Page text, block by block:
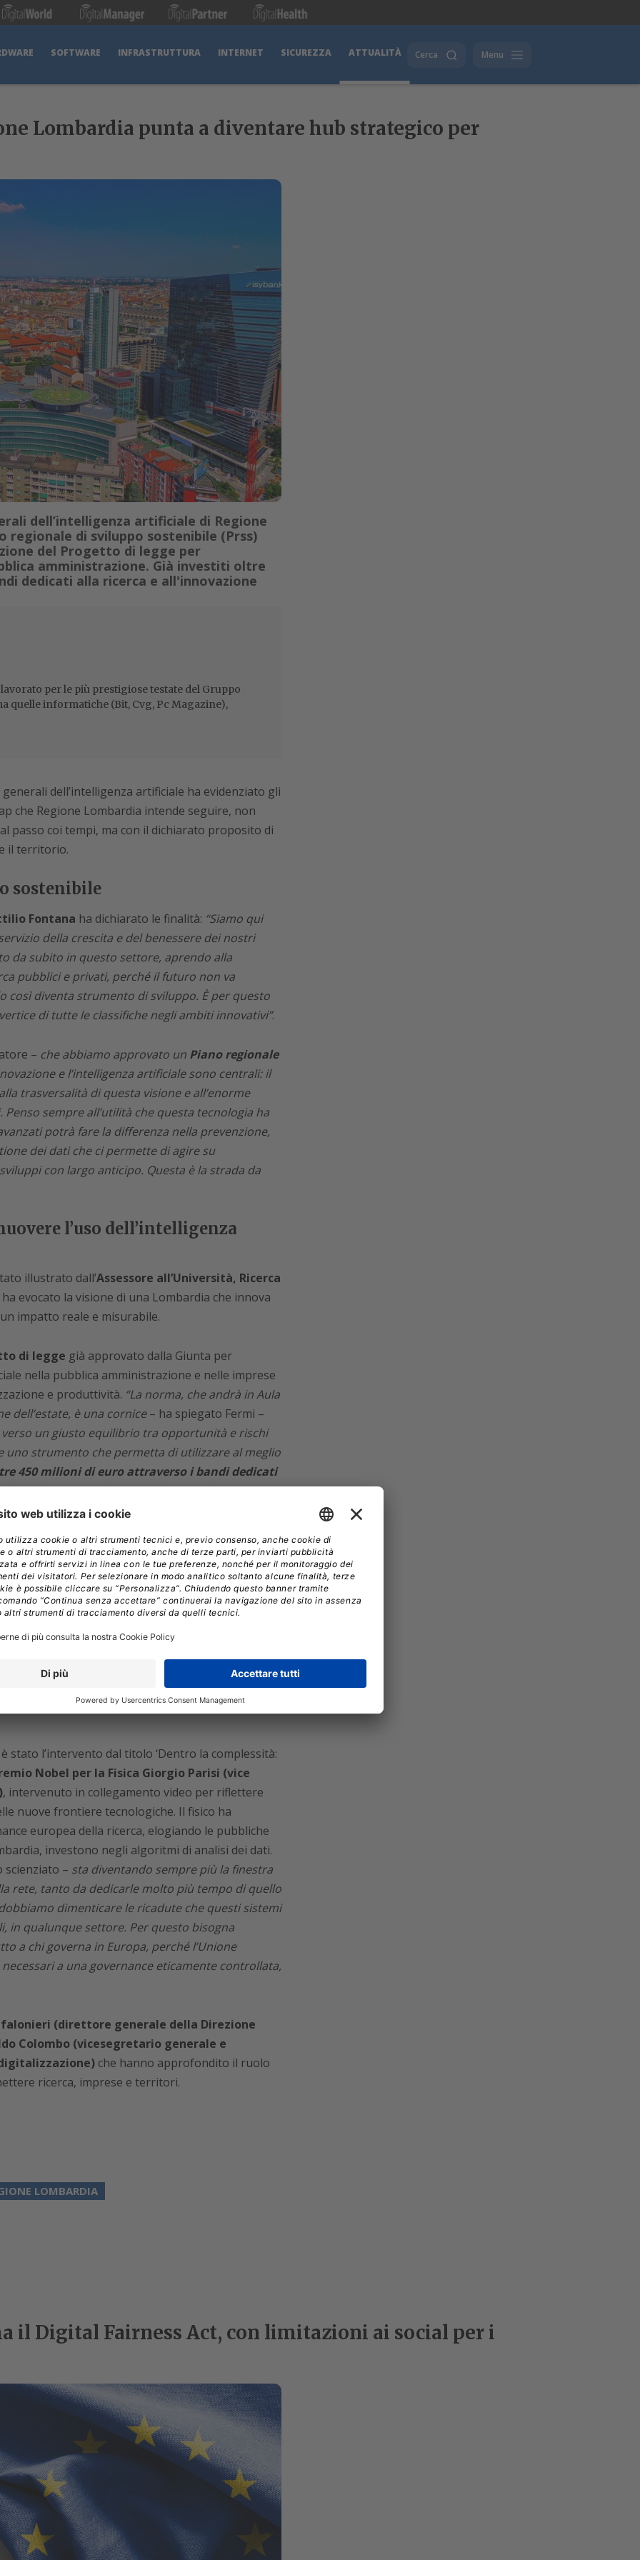
SOFTWARE INFRASTRUTTURA INTERNET SICUREZZA ATTUALITÀ Cerca Menu
Lombardia punta a diventare hub strategico per
dell’intelligenza artificiale di Regione
regionale di sviluppo sostenibile (Prss)
del Progetto di legge per
amministrazione. Già investiti oltre
dedicati alla ricerca e all'innovazione
per le più prestigiose testate del Gruppo
quelle informatiche (Bit, Cvg, Pc Magazine),
dell’intelligenza artificiale ha evidenziato gli
che Regione Lombardia intende seguire, non
passo coi tempi, ma con il dichiarato proposito di
il territorio.
sostenibile
Fontana ha dichiarato le finalità: “Siamo qui
della crescita e del benessere dei nostri
da subito in questo settore, aprendo alla
pubblici e privati, perché il futuro non va
così diventa strumento di sviluppo. È per questo
di tutte le classifiche negli ambiti innovativi”.
– che abbiamo approvato un Piano regionale
e l’intelligenza artificiale sono centrali: il
trasversalità di questa visione e all’enorme
sempre all’utilità che questa tecnologia ha
potrà fare la differenza nella prevenzione,
dei dati che ci permette di agire su
con largo anticipo. Questa è la strada da
l’uso dell’intelligenza
illustrato dall’Assessore all’Università, Ricerca
ha evocato la visione di una Lombardia che innova
impatto reale e misurabile.
di legge già approvato dalla Giunta per
nella pubblica amministrazione e nelle imprese
e produttività. “La norma, che andrà in Aula
dell’estate, è una cornice– ha spiegato Fermi –
un giusto equilibrio tra opportunità e rischi
uno strumento che permetta di utilizzare al meglio
450 milioni di euro attraverso i bandi dedicati
risultati straordinari, a giudicare dalla
l’assessore –c’è quello di osservare la
in modo da capire come meglio
importanti, per un ente come il nostro, è quello
più bisogno: le imprese piccole che non riescono a
delle tecnologie che farebbero la differenza
percorso che abbiamo intrapreso ormai da
rete tra sistema universitario lombardo e
alle esigenze delle aziende”.
stato l’intervento dal titolo ‘Dentro la complessità:
Nobel per la Fisica Giorgio Parisi (vice
, intervenuto in collegamento video per riflettere
nuove frontiere tecnologiche. Il fisico ha
europea della ricerca, elogiando le pubbliche
investono negli algoritmi di analisi dei dati.
– sta diventando sempre più la finestra
rete, tanto da dedicarle molto più tempo di quello
dimenticare le ricadute che questi sistemi
in qualunque settore. Per questo bisogna
a chi governa in Europa, perché l’Unione
a una governance eticamente controllata,
(direttore generale della Direzione
Colombo (vicesegretario generale e
che hanno approfondito il ruolo
ricerca, imprese e territori.
LOMBARDIA
il Digital Fairness Act, con limitazioni ai social per i